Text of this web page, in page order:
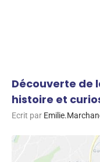
Découverte de
histoire et
Ecrit par